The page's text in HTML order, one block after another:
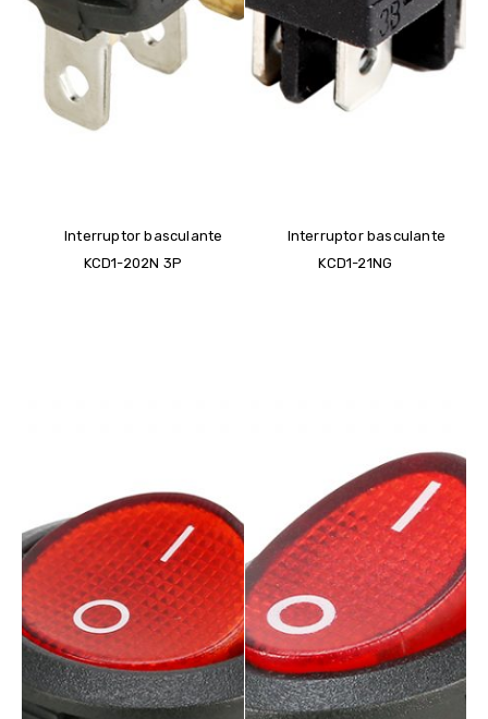
Interruptor basculante
KCD1-202N 3P
Interruptor basculante
KCD1-21NG